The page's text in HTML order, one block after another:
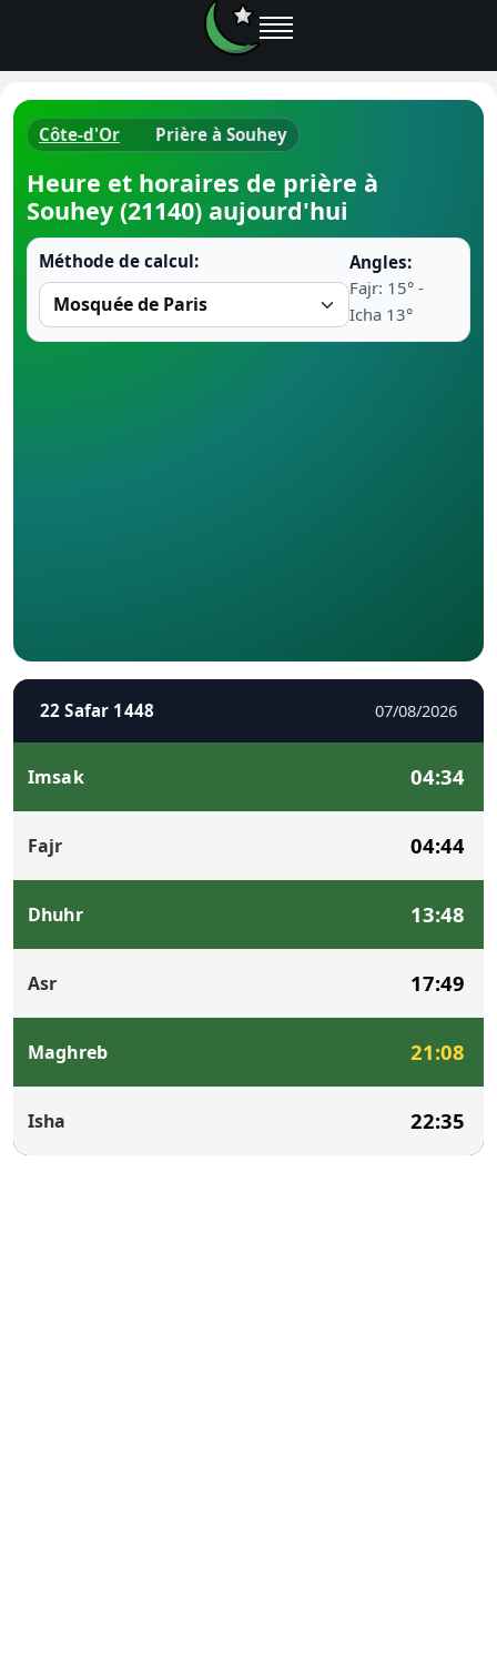
Ramadan
Côte-d'Or Prière à Souhey
Heure et horaires de prière à
Souhey (21140) aujourd'hui
Méthode de calcul:
Angles:
Fajr: 15° -
Icha 13°
22 Safar 1448 07/08/2026
Imsak 04:34
Fajr 04:44
Dhuhr 13:48
Asr 17:49
Maghreb 21:08
Isha 22:35